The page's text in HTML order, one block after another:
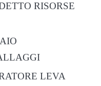
RISORSE
LEVA